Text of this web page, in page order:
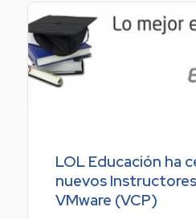
LOL Educación ha
nuevos
VMware (VCP)